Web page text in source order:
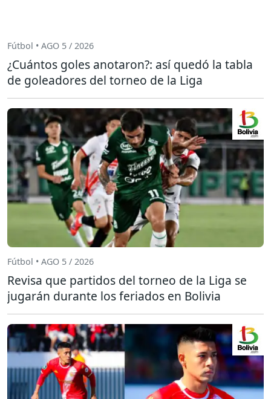
Fútbol • AGO 5 / 2026
¿Cuántos goles anotaron?: así quedó la tabla
de goleadores del torneo de la Liga
Fútbol • AGO 5 / 2026
Revisa que partidos del torneo de la Liga se
jugarán durante los feriados en Bolivia